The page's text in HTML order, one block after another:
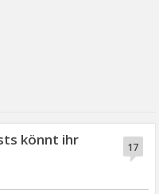
17
könnt ihr